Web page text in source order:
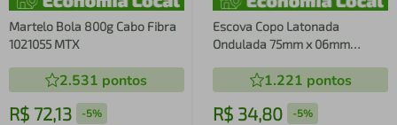
Martelo Bola 800g Cabo Fibra
1021055 MTX
2.531 pontos
R$ 72,13 -5%
Escova Copo Latonada
Ondulada 75mm x 06mm
1.221 pontos
R$ 34,80 -5%